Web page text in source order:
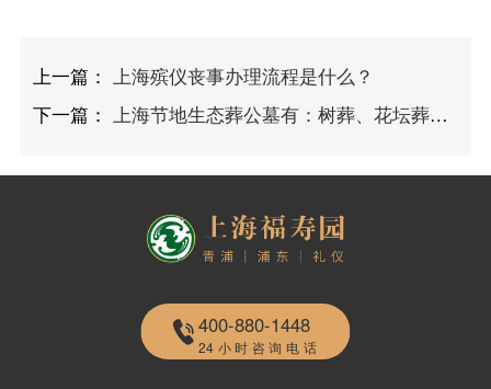
上一篇： 上海殡仪丧事办理流程是什么？
下一篇： 上海节地生态葬公墓有：树葬、花坛葬、草坪葬、壁葬
400-880-1448
24小时咨询电话